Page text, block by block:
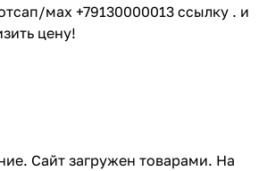
мах +79130000013 ссылку . и
цену!
Сайт загружен товарами. На